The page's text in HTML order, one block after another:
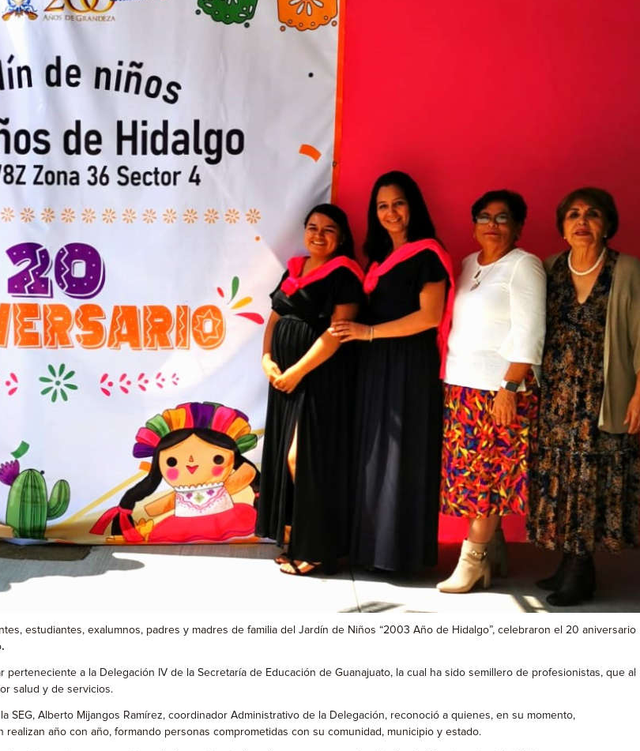
estudiantes, exalumnos, padres y madres de familia del Jardín de Niños “2003 Año de Hidalgo”, celebraron el 20 aniversario
.
a la Delegación IV de la Secretaría de Educación de Guanajuato, la cual ha sido semillero de profesionistas, que al
salud y de servicios.
SEG, Alberto Mijangos Ramírez, coordinador Administrativo de la Delegación, reconoció a quienes, en su momento,
año con año, formando personas comprometidas con su comunidad, municipio y estado.